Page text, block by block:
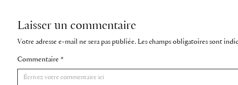
Laisser un commentaire
Votre adresse e-mail ne sera pas publiée. Les champs obligatoires sont
Commentaire *